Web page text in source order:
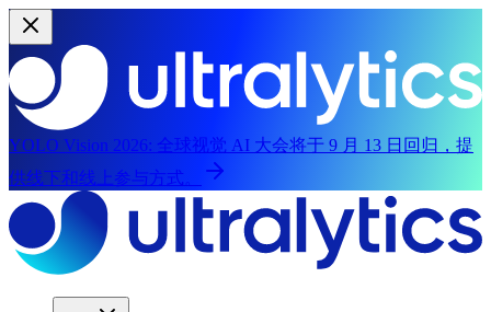
YOLO Vision 2026: 全球视觉 AI 大会将于 9 月 13 日回归，提
供线下和线上参与方式。